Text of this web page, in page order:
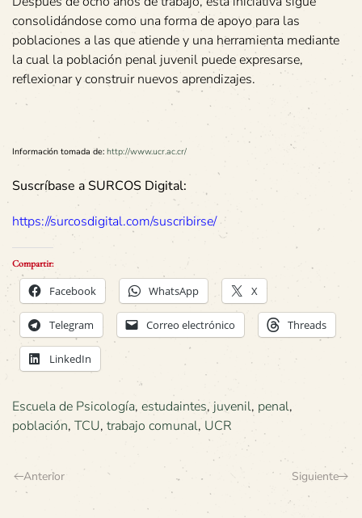
consolidándose como una forma de apoyo para las
poblaciones a las que atiende y una herramienta mediante
la cual la población penal juvenil puede expresarse,
reflexionar y construir nuevos aprendizajes.
Información tomada de: http://www.ucr.ac.cr/
Suscríbase a SURCOS Digital:
https://surcosdigital.com/suscribirse/
Compartir:
Facebook WhatsApp X
Telegram Correo electrónico Threads
LinkedIn
Escuela de Psicología, estudaintes, juvenil, penal,
población, TCU, trabajo comunal, UCR
Anterior Siguiente